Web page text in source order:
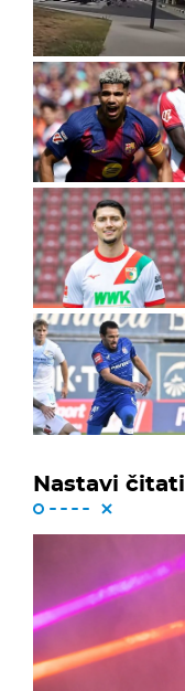
Nastavi čitati